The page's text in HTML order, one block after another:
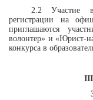
2.2 Участие в
регистрации на
приглашаются
волонтер» и «Юрист-
конкурса в
III